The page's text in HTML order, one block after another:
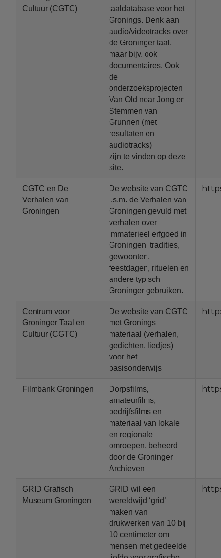
Cultuur (CGTC)
taaldatabase voor het
Gronings. Denk aan
audio/videotracks over
de Groninger taal,
maar bijv. ook
documentaires. Ook
de
onderzoeksprojecten
Van Old noar Jong en
Stemmen van
Grunnen (met
resultaten en
audiotracks)
zijn te vinden op deze
site.
CGTC en De
Verhalen van
Groningen
De website van CGTC
i.s.m. de Verhalen van
Groningen gevuld met
verhalen over
immaterieel erfgoed in
Groningen: tradities,
gewoonten,
feestdagen, rituelen en
andere typisch
Groninger gebruiken.
Centrum voor
Groninger Taal en
Cultuur (CGTC)
De website van CGTC
met Gronings
materiaal (verhalen,
gedichten, liedjes)
voor het
basisonderwijs
Filmbank Groningen
Dorpsfilms,
amateurfilms,
bedrijfsfilms en
materiaal van lokale
en regionale
omroepen, beheerd
door de Groninger
Archieven
GRID Grafisch
Museum Groningen
GRID wil een
wereldwijd ‘grid’
maken van
drukwerken van 10 bij
10 centimeter om
mensen met gedeelde